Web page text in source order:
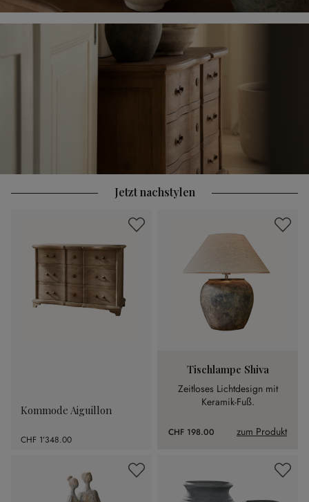
Jetzt nachstylen
Kommode Aiguillon
CHF 1’348.00
Tischlampe Shiva
Zeitloses Lichtdesign mit
Keramik-Fuß.
CHF 198.00 zum Produkt